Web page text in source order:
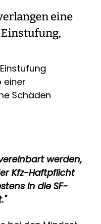
eine
einer
Schäden
werden,
Kfz-Haftpflicht
in die SF-